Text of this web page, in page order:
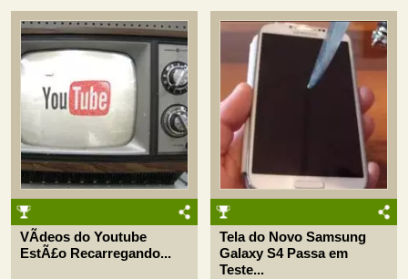
VÃ­deos do Youtube
EstÃ£o Recarregando...
Tela do Novo Samsung
Galaxy S4 Passa em
Teste...